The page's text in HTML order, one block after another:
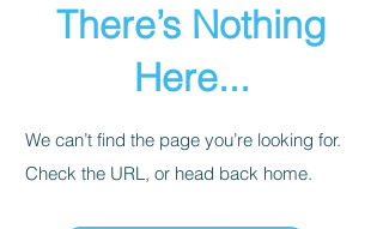
There’s Nothing
Here...
We can’t find the page you’re looking for.
Check the URL, or head back home.